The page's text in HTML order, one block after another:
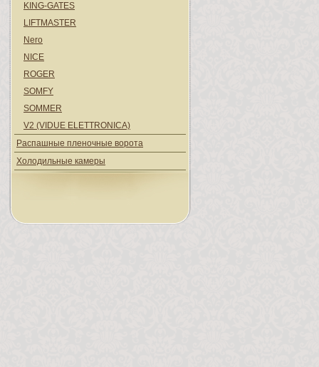
KING-GATES
LIFTMASTER
Nero
NICE
ROGER
SOMFY
SOMMER
V2 (VIDUE ELETTRONICA)
Распашные пленочные ворота
Холодильные камеры